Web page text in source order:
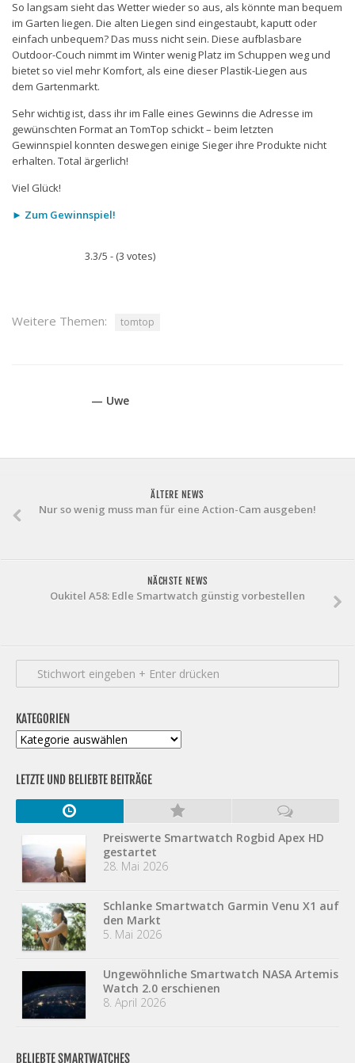
So langsam sieht das Wetter wieder so aus, als könnte man bequem
im Garten liegen. Die alten Liegen sind eingestaubt, kaputt oder
einfach unbequem? Das muss nicht sein. Diese aufblasbare
Outdoor-Couch nimmt im Winter wenig Platz im Schuppen weg und
bietet so viel mehr Komfort, als eine dieser Plastik-Liegen aus
dem Gartenmarkt.
Sehr wichtig ist, dass ihr im Falle eines Gewinns die Adresse im
gewünschten Format an TomTop schickt – beim letzten
Gewinnspiel konnten deswegen einige Sieger ihre Produkte nicht
erhalten. Total ärgerlich!
Viel Glück!
► Zum Gewinnspiel!
3.3/5 - (3 votes)
Weitere Themen: tomtop
— Uwe
ÄLTERE NEWS
Nur so wenig muss man für eine Action-Cam ausgeben!
NÄCHSTE NEWS
Oukitel A58: Edle Smartwatch günstig vorbestellen
KATEGORIEN
Kategorien
LETZTE UND BELIEBTE BEITRÄGE
Preiswerte Smartwatch Rogbid Apex HD
gestartet
28. Mai 2026
Schlanke Smartwatch Garmin Venu X1 auf
den Markt
5. Mai 2026
Ungewöhnliche Smartwatch NASA Artemis
Watch 2.0 erschienen
8. April 2026
BELIEBTE SMARTWATCHES